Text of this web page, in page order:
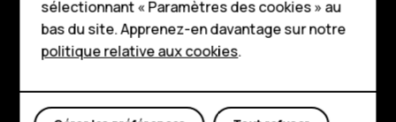
Boutique
Mon compte
Boutique
À propos
Planet and people
sélectionnant « Paramètres des cookies » au
bas du site. Apprenez-en davantage sur notre
politique relative aux cookies.